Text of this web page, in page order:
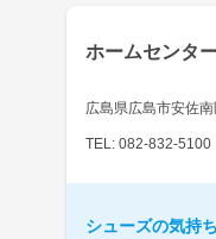
ホームセンタ
広島県広島市安佐南
TEL: 082-832-5100
シューズの気持